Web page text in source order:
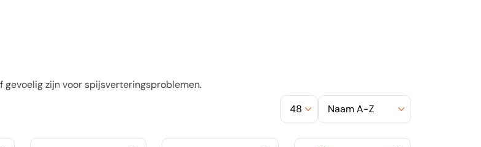
gevoelig zijn voor spijsverteringsproblemen.